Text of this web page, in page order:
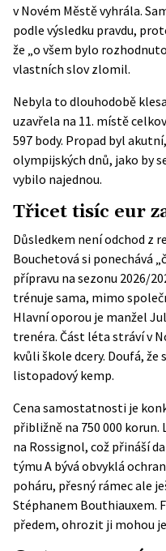
v Novém Městě vyhrála.
podle výsledku pravdu,
že „o všem bylo
vlastních slov zlomil.
Nebyla to dlouhodobě
uzavřela na 11. místě
597 body. Propad byl
olympijských dnů, jako by
vybilo najednou.
Třicet tisíc eur
Důsledkem není odchod z
Bouchetová si ponechává
přípravu na sezonu 2026/
trénuje sama, mimo
Hlavní oporou je manžel
trenéra. Část léta stráví v
kvůli škole dcery. Doufá,
listopadový kemp.
Cena samostatnosti je
přibližně na 750 000 korun.
na Rossignol, což přináší
týmu A bývá obvyklá
poháru, přesný rámec ale
Stéphanem Bouthiauxem.
předem, ohrozit ji mohou